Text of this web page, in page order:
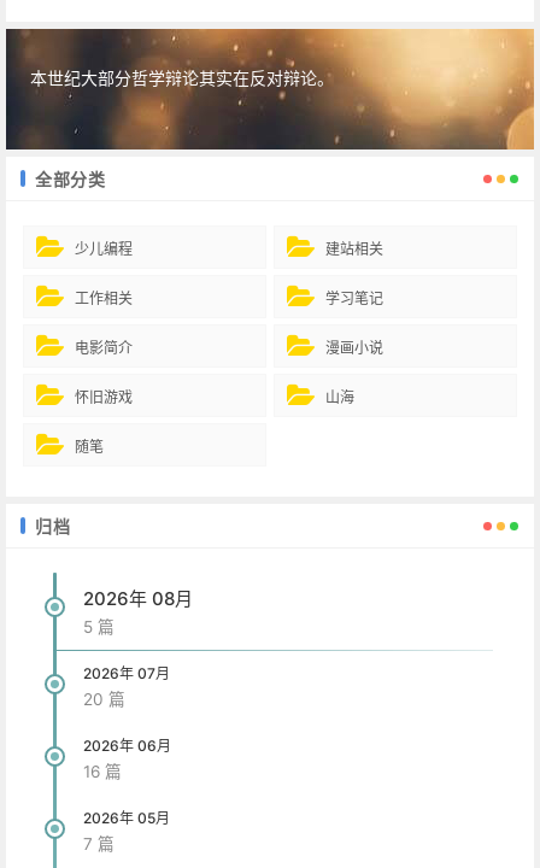
本世纪大部分哲学辩论其实在反对辩论。
全部分类
少儿编程 建站相关
工作相关 学习笔记
电影简介 漫画小说
怀旧游戏 山海
随笔
归档
2026年 08月
5 篇
2026年 07月
20 篇
2026年 06月
16 篇
2026年 05月
7 篇